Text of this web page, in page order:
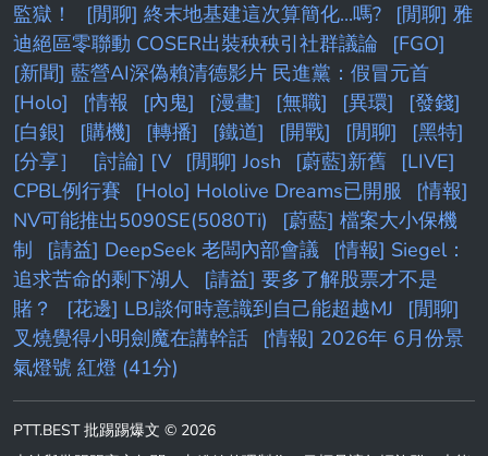
監獄！
[閒聊] 終末地基建這次算簡化...嗎?
[閒聊] 雅
迪絕區零聯動 COSER出裝秧秧引社群議論
[FGO]
[新聞] 藍營AI深偽賴清德影片 民進黨：假冒元首
[Holo]
[情報 [內鬼] [漫畫] [無職] [異環]
[發錢]
[白銀]
[購機] [轉播] [鐵道] [開戰] [閒聊]
[黑特]
[分享］
[討論] [V [閒聊] Josh [蔚藍]新舊
[LIVE]
CPBL例行賽
[Holo] Hololive Dreams已開服
[情報]
NV可能推出5090SE(5080Ti)
[蔚藍] 檔案大小保機
制
[請益] DeepSeek 老闆內部會議
[情報] Siegel：
追求苦命的剩下湖人
[請益] 要多了解股票才不是
賭？
[花邊] LBJ談何時意識到自己能超越MJ
[閒聊]
叉燒覺得小明劍魔在講幹話
[情報] 2026年 6月份景
氣燈號 紅燈 (41分)
PTT.BEST 批踢踢爆文 © 2026